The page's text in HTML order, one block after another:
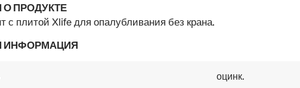
ПРОДУКТЕ
с плитой Xlife для опалубливания без крана.
ИНФОРМАЦИЯ
оцинк.